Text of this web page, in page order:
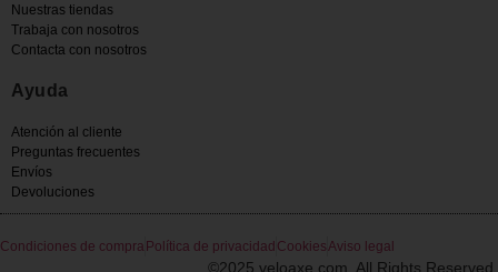
Nuestras tiendas
Trabaja con nosotros
Contacta con nosotros
Ayuda
Atención al cliente
Preguntas frecuentes
Envíos
Devoluciones
Condiciones de compra Política de privacidad CookiesAviso legal
©2025 veloaxe.com. All Rights Reserved.